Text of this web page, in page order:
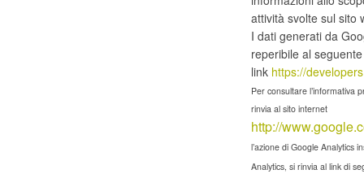
attività svolte sul sito
I dati generati da
reperibile al seguente
link https://
Per consultare l’informativa
rinvia al sito internet
http://
l’azione di Google Analytics
Analytics, si rinvia al link di